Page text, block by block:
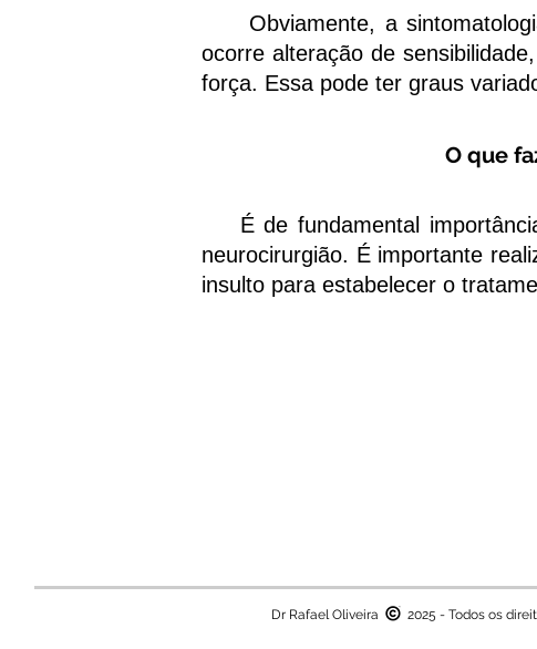
Obviamente, a
ocorre alteração de
força. Essa pode ter graus
O que
É de fundamental
neurocirurgião. É importante
insulto para estabelecer o
Dr Rafael Oliveira 2025 - Todos os